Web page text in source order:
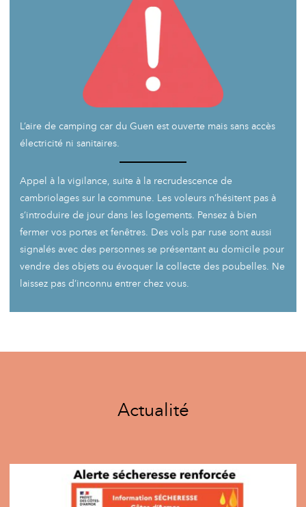
L’aire de camping car du Guen est ouverte mais sans accès
électricité ni sanitaires.
Appel à la vigilance, suite à la recrudescence de
cambriolages sur la commune. Les voleurs n’hésitent pas à
s’introduire de jour dans les logements. Pensez à bien
fermer vos portes et fenêtres. Des vols par ruse sont aussi
signalés avec des personnes se présentant au domicile pour
vendre des objets ou évoquer la collecte des poubelles. Ne
laissez pas d’inconnu entrer chez vous.
Actualité